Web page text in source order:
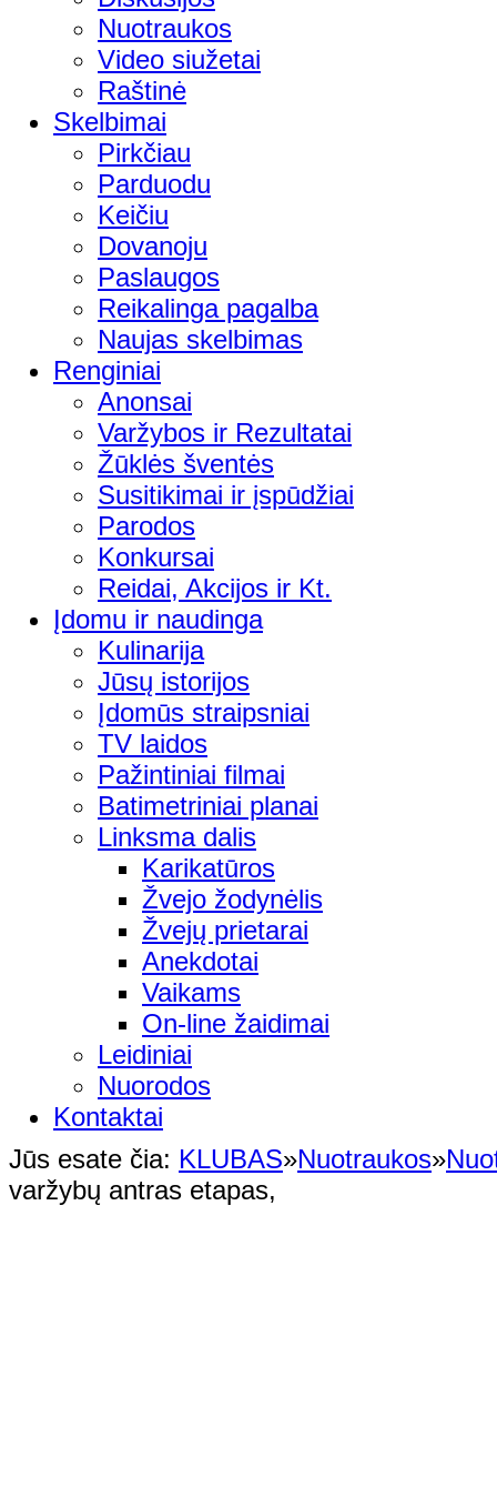
Nuotraukos
Video siužetai
Raštinė
Skelbimai
Pirkčiau
Parduodu
Keičiu
Dovanoju
Paslaugos
Reikalinga pagalba
Naujas skelbimas
Renginiai
Anonsai
Varžybos ir Rezultatai
Žūklės šventės
Susitikimai ir įspūdžiai
Parodos
Konkursai
Reidai, Akcijos ir Kt.
Įdomu ir naudinga
Kulinarija
Jūsų istorijos
Įdomūs straipsniai
TV laidos
Pažintiniai filmai
Batimetriniai planai
Linksma dalis
Karikatūros
Žvejo žodynėlis
Žvejų prietarai
Anekdotai
Vaikams
On-line žaidimai
Leidiniai
Nuorodos
Kontaktai
Jūs esate čia: KLUBAS»Nuotraukos»
varžybų antras etapas,